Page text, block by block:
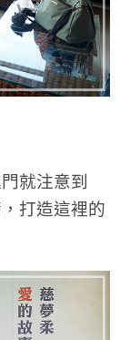
就注意到
打造這裡的